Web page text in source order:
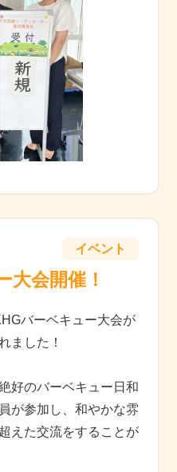
イベント
大会開催！
バーベキュー大会が
ました！
好のバーベキュー日和
が参加し、和やかな雰
えた交流をすることが